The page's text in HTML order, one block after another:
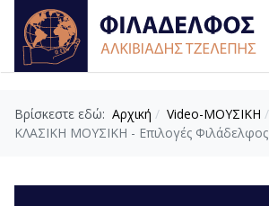
Βρίσκεστε εδώ: Αρχική
Video-ΜΟΥΣΙΚΗ
ΚΛΑΣΙΚΗ ΜΟΥΣΙΚΗ - Επιλογές Φιλάδελφος